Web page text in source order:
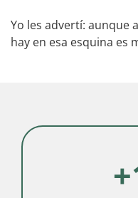
Yo les advertí: aunque
hay en esa esquina es
+